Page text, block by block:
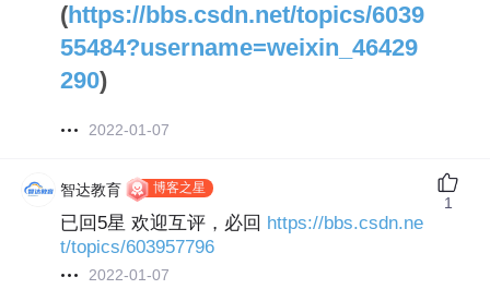
(https://bbs.csdn.net/topics/6039
55484?username=weixin_46429
290)
2022-01-07
智达教育‍ 博客之星
已回5星 欢迎互评，必回 https://bbs.csdn.ne
t/topics/603957796
2022-01-07
1